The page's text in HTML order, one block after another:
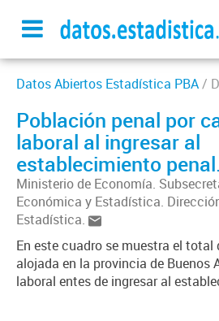
Datos Abiertos Estadística PBA/
Población penal por
laboral al ingresar al
establecimiento penal.
Ministerio de Economía.
Económica y Estadística.
Estadística.
En este cuadro se muestra el total
alojada en la provincia de Buenos
laboral entes de ingresar al